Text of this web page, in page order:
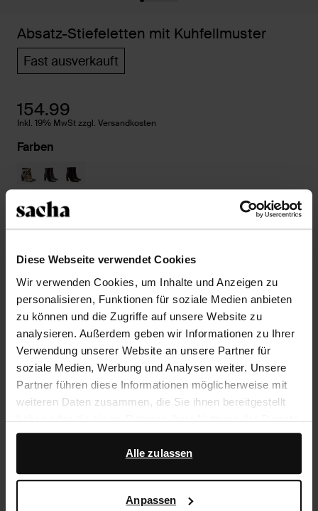
Diese Webseite verwendet Cookies
Wir verwenden Cookies, um Inhalte und Anzeigen zu
personalisieren, Funktionen für soziale Medien anbieten
zu können und die Zugriffe auf unsere Website zu
analysieren. Außerdem geben wir Informationen zu Ihrer
Verwendung unserer Website an unsere Partner für
soziale Medien, Werbung und Analysen weiter. Unsere
Partner führen diese Informationen möglicherweise mit
weiteren Daten zusammen, die Sie ihnen bereitgestellt
haben oder die sie im Rahmen Ihrer Nutzung der Dienste
gesammelt haben.
Darüber hinaus arbeiten wir mit Google zu Werbe- und
darüber, wie Google Ihre personenbezogenen Daten
Alle zulassen
Anpassen
Absatz-Stiefeletten mit Kuhfellmuster
Fast ausverkauft
154.99
Inkl. 19% MwSt zzgl. Versandkosten
Farben
Größe auswählen
Trusted Shop-Gütesiegel
Rechnungskauf
14 Tage Bedenkzeit
Produktbeschreibung
Diese Absatz-Stiefeletten der Marke Sacha haben
einen praktischen Reißverschluss und einen 9 cm
Hair gearbeitet. Bei einem Modell in Größe 37 beträgt
die Schafthöhe 17 cm und der Schaftumfang 29 cm.
Produktdetails